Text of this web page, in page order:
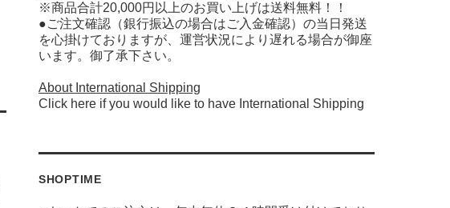
※商品合計20,000円以上のお買い上げは送料無料！！
●ご注文確認（銀行振込の場合はご入金確認）の当日発送
を心掛けておりますが、運営状況により遅れる場合が御座
います。御了承下さい。
About International Shipping
Click here if you would like to have International Shipping
SHOPTIME